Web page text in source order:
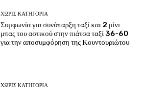
ΧΩΡΊΣ ΚΑΤΗΓΟΡΊΑ
Συμφωνία για συνύπαρξη ταξί και 2 μίνι
μπας του αστικού στην πιάτσα ταξί 36-60
για την αποσυμφόρηση της Κουντουριώτου
ΧΩΡΊΣ ΚΑΤΗΓΟΡΊΑ